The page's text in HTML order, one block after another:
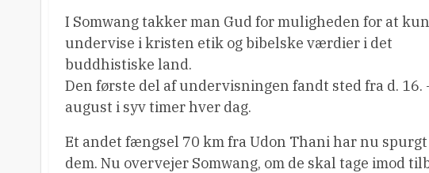
I Somwang takker man Gud for muligheden for at
undervise i kristen etik og bibelske værdier i det
buddhistiske land.
Den første del af undervisningen fandt sted fra d. 16.
august i syv timer hver dag.
Et andet fængsel 70 km fra Udon Thani har nu
dem. Nu overvejer Somwang, om de skal tage imod